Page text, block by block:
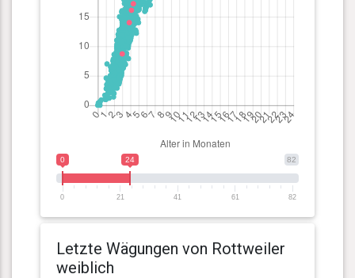
82
0 24
0 21 41 61 82
Letzte Wägungen von Rottweiler
weiblich